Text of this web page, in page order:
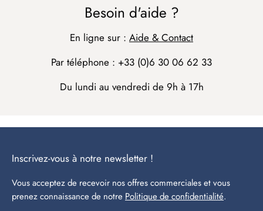
Besoin d'aide ?
En ligne sur : Aide & Contact
Par téléphone : +33 (0)6 30 06 62 33
Du lundi au vendredi de 9h à 17h
Inscrivez-vous à notre newsletter !
Vous acceptez de recevoir nos offres commerciales et vous
prenez connaissance de notre Politique de confidentialité.